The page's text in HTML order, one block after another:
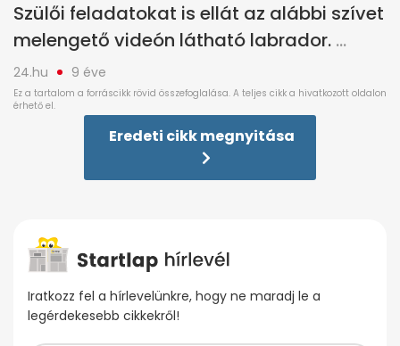
Szülői feladatokat is ellát az alábbi szívet
melengető videón látható labrador.
24.hu 9 éve
Eredeti cikk megnyitása
Iratkozz fel a hírlevelünkre, hogy ne maradj le a
legérdekesebb cikkekről!